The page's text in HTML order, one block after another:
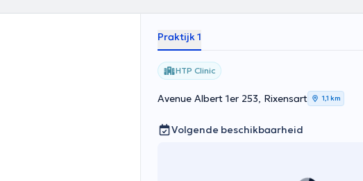
Praktijk 1
HTP Clinic
Avenue Albert 1er 253, Rixensart 1,1 km
Volgende beschikbaarheid